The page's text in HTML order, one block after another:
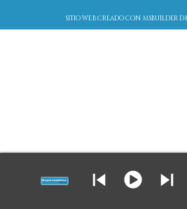
SITIO WEB CREADO CON MSBUILDER